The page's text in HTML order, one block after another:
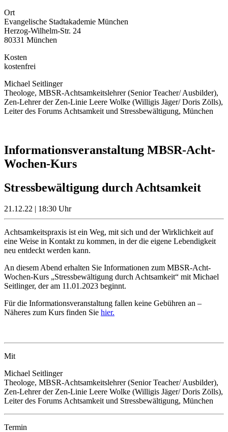
Ort
Evangelische Stadtakademie München
Herzog-Wilhelm-Str. 24
80331 München
Kosten
kostenfrei
Michael Seitlinger
Theologe, MBSR-Achtsamkeitslehrer (Senior Teacher/ Ausbilder),
Zen-Lehrer der Zen-Linie Leere Wolke (Willigis Jäger/ Doris Zölls),
Leiter des Forums Achtsamkeit und Stressbewältigung, München
Informationsveranstaltung MBSR-Acht-
Wochen-Kurs
Stressbewältigung durch Achtsamkeit
21.12.22 | 18:30 Uhr
Achtsamkeitspraxis ist ein Weg, mit sich und der Wirklichkeit auf
eine Weise in Kontakt zu kommen, in der die eigene Lebendigkeit
neu entdeckt werden kann.
An diesem Abend erhalten Sie Informationen zum MBSR-Acht-
Wochen-Kurs „Stressbewältigung durch Achtsamkeit“ mit Michael
Seitlinger, der am 11.01.2023 beginnt.
Für die Informationsveranstaltung fallen keine Gebühren an –
Näheres zum Kurs finden Sie hier.
Mit
Michael Seitlinger
Theologe, MBSR-Achtsamkeitslehrer (Senior Teacher/ Ausbilder),
Zen-Lehrer der Zen-Linie Leere Wolke (Willigis Jäger/ Doris Zölls),
Leiter des Forums Achtsamkeit und Stressbewältigung, München
Termin